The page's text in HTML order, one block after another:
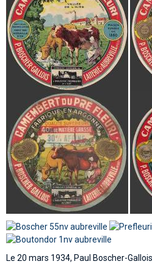
Le 20 mars 1934, Paul Boscher-